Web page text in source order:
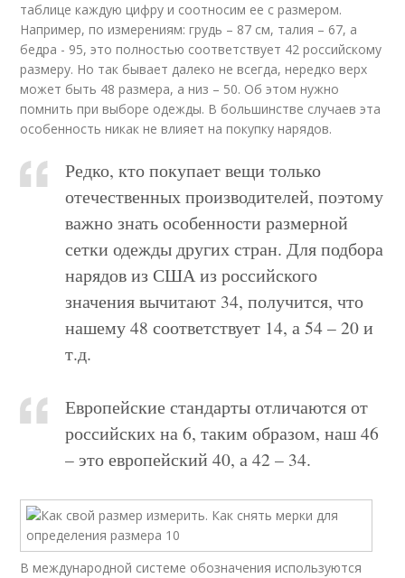
таблице каждую цифру и соотносим ее с размером.
Например, по измерениям: грудь – 87 см, талия – 67, а
бедра - 95, это полностью соответствует 42 российскому
размеру. Но так бывает далеко не всегда, нередко верх
может быть 48 размера, а низ – 50. Об этом нужно
помнить при выборе одежды. В большинстве случаев эта
особенность никак не влияет на покупку нарядов.
Редко, кто покупает вещи только
отечественных производителей, поэтому
важно знать особенности размерной
сетки одежды других стран. Для подбора
нарядов из США из российского
значения вычитают 34, получится, что
нашему 48 соответствует 14, а 54 – 20 и
т.д.
Европейские стандарты отличаются от
российских на 6, таким образом, наш 46
– это европейский 40, а 42 – 34.
В международной системе обозначения используются